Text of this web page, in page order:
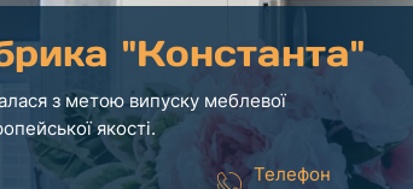
"Константа"
з метою випуску меблевої
якості.
Телефон